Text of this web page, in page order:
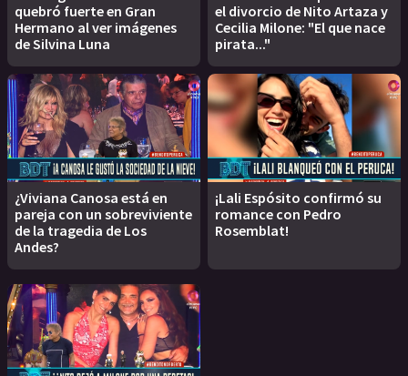
quebró fuerte en Gran
Hermano al ver imágenes
de Silvina Luna
el divorcio de Nito Artaza y
Cecilia Milone: "El que nace
pirata..."
¿Viviana Canosa está en
pareja con un sobreviviente
de la tragedia de Los
Andes?
¡Lali Espósito confirmó su
romance con Pedro
Rosemblat!